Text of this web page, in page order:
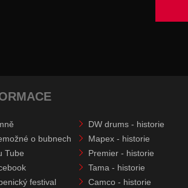
o bubnech
Tube
festival
DW drums - historie
Mapex - historie
Premier - historie
Tama - historie
Camco - historie